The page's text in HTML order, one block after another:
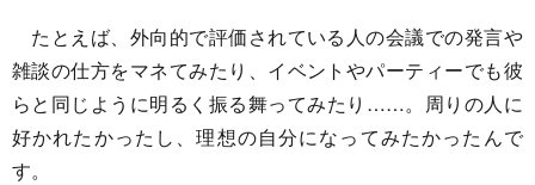
たとえば、外向的で評価されている人の会議での発言や
雑談の仕方をマネてみたり、イベントやパーティーでも彼
らと同じように明るく振る舞ってみたり……。周りの人に
好かれたかったし、理想の自分になってみたかったんで
す。